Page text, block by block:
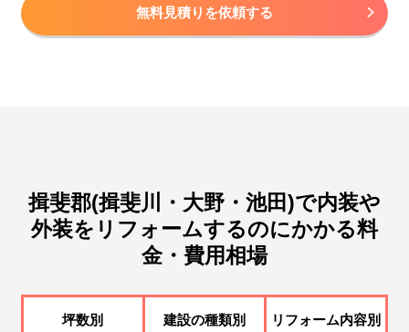
無料見積りを依頼する
揖斐郡(揖斐川・大野・池田)で内装や
外装をリフォームするのにかかる料
金・費用相場
坪数別 建設の種類別 リフォーム内容別